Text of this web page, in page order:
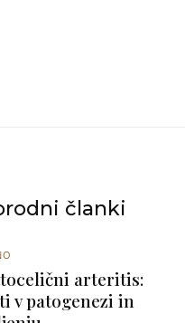
članki
arteritis:
v patogenezi in